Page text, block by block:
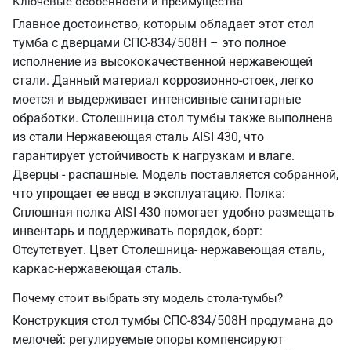
Главное достоинство, которым обладает этот стол
тумба с дверцами СПС-834/508Н – это полное
исполнение из высококачественной нержавеющей
стали. Данный материал коррозионно-стоек, легко
моется и выдерживает интенсивные санитарные
обработки. Столешница стол тумбы также выполнена
из стали Нержавеющая сталь AISI 430, что
гарантирует устойчивость к нагрузкам и влаге.
Дверцы - распашные. Модель поставляется собранной,
что упрощает ее ввод в эксплуатацию. Полка:
Сплошная полка AISI 430 помогает удобно размещать
инвентарь и поддерживать порядок, борт:
Отсутствует. Цвет Столешница- нержавеющая сталь,
каркас-нержавеющая сталь.
Почему стоит выбрать эту модель стола-тумбы?
Конструкция стол тумбы СПС-834/508Н продумана до
мелочей: регулируемые опоры компенсируют